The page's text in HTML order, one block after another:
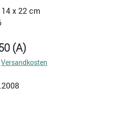
14 x 22 cm
(A)
Versandkosten